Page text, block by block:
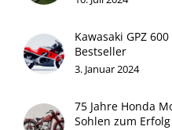
Kawasaki GPZ
Bestseller
3. Januar 2024
75 Jahre Honda
Sohlen zum Erfolg